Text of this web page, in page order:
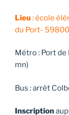
Lieu: école
du Port-
Métro : Port de
mn)
Bus : arrêt
Inscription